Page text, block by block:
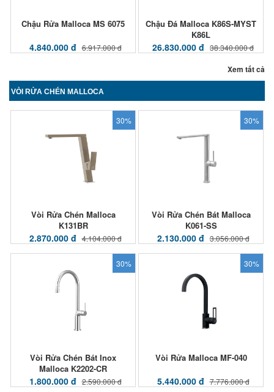
Chậu Rửa Malloca MS 6075
4.840.000 đ 6.917.000 đ
Chậu Đá Malloca K86S-MYST
K86L
26.830.000 đ 38.340.000 đ
Xem tất cả
VÒI RỬA CHÉN MALLOCA
30%
Vòi Rửa Chén Malloca
K131BR
2.870.000 đ 4.104.000 đ
30%
Vòi Rửa Chén Bát Malloca
K061-SS
2.130.000 đ 3.056.000 đ
30%
Vòi Rửa Chén Bát Inox
Malloca K2202-CR
1.800.000 đ 2.590.000 đ
30%
Vòi Rửa Malloca MF-040
5.440.000 đ 7.776.000 đ